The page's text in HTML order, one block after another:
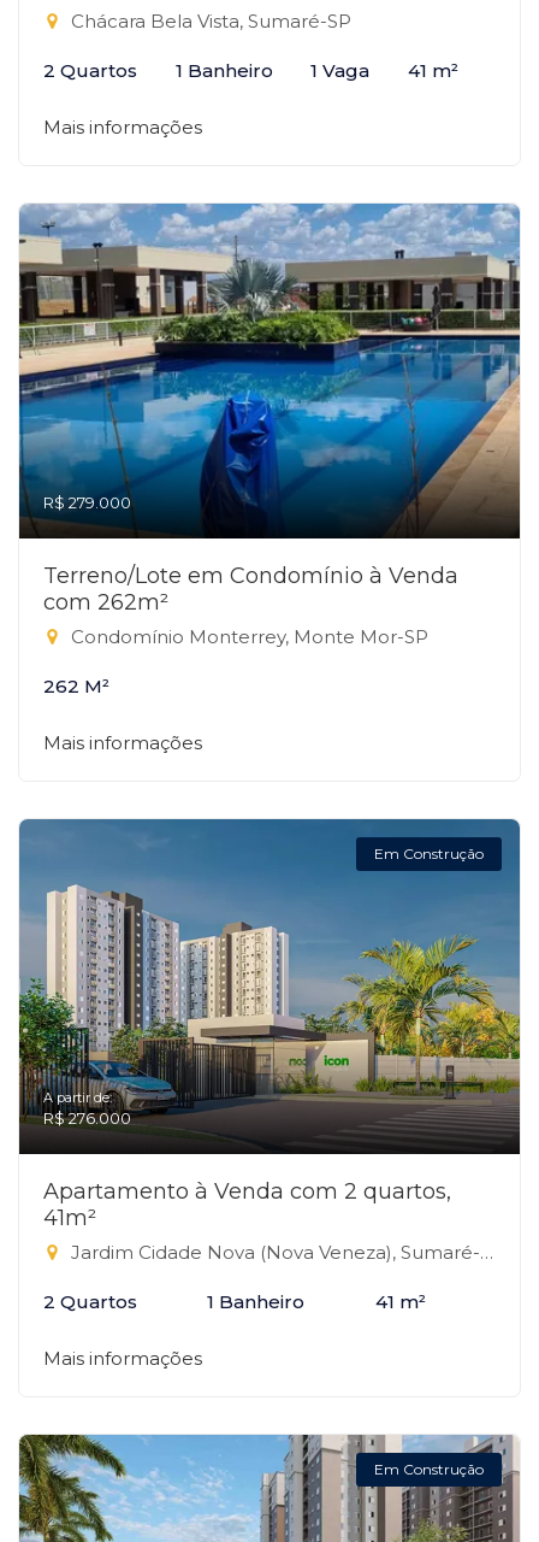
Chácara Bela Vista, Sumaré-SP
2 Quartos 1 Banheiro 1 Vaga 41 m²
Mais informações
R$ 279.000
Terreno/Lote em Condomínio à Venda
com 262m²
Condomínio Monterrey, Monte Mor-SP
262 M²
Mais informações
Em Construção
A partir de:
R$ 276.000
Apartamento à Venda com 2 quartos,
41m²
Jardim Cidade Nova (Nova Veneza), Sumaré-SP
2 Quartos 1 Banheiro 41 m²
Mais informações
Em Construção